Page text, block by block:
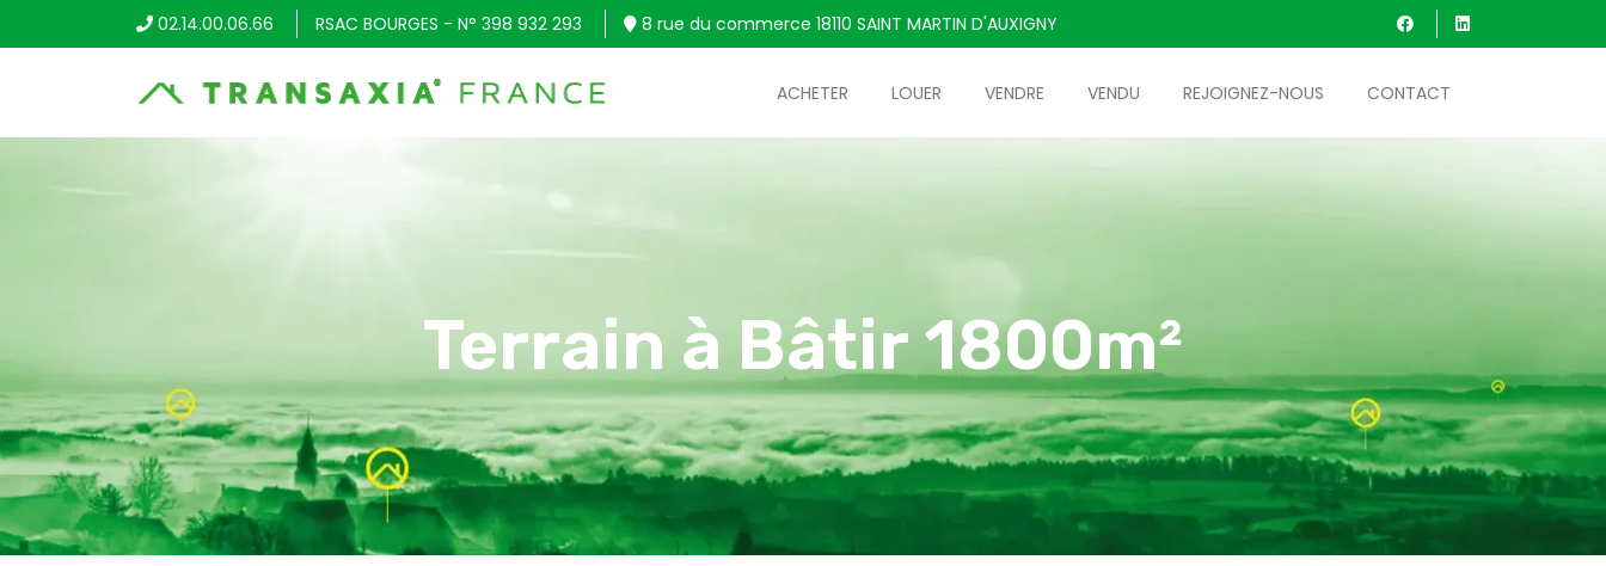
02.14.00.06.66 RSAC BOURGES - N° 398 932 293 8 rue du commerce 18110 SAINT MARTIN D'AUXIGNY
ACHETER LOUER VENDRE VENDU REJOIGNEZ-NOUS CONTACT
Terrain à Bâtir 1800m²